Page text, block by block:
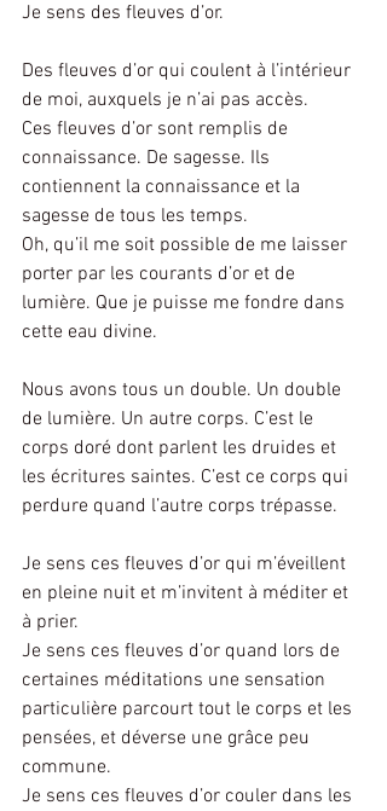
Je sens des fleuves d’or.
Des fleuves d’or qui coulent à l’intérieur
de moi, auxquels je n’ai pas accès.
Ces fleuves d’or sont remplis de
connaissance. De sagesse. Ils
contiennent la connaissance et la
sagesse de tous les temps.
Oh, qu’il me soit possible de me laisser
porter par les courants d’or et de
lumière. Que je puisse me fondre dans
cette eau divine.
Nous avons tous un double. Un double
de lumière. Un autre corps. C’est le
corps doré dont parlent les druides et
les écritures saintes. C’est ce corps qui
perdure quand l’autre corps trépasse.
Je sens ces fleuves d’or qui m’éveillent
en pleine nuit et m’invitent à méditer et
à prier.
Je sens ces fleuves d’or quand lors de
certaines méditations une sensation
particulière parcourt tout le corps et les
pensées, et déverse une grâce peu
commune.
Je sens ces fleuves d’or couler dans les